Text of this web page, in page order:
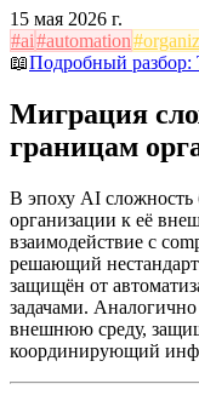
15 мая 2026 г.
#ai#automation#
📖Подробный разбор:
Миграция
границам
В эпоху AI сложность
организации к её
взаимодействие с
решающий
защищён от
задачами.
внешнюю среду,
координирующий